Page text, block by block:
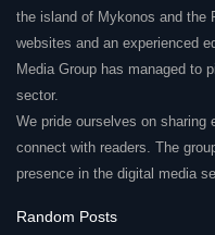
the island of Mykonos and the
websites and an experienced
Media Group has managed to
sector.
We pride ourselves on sharing
connect with readers. The
presence in the digital media
Random Posts